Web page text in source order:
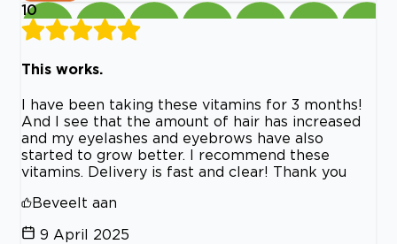
10
This works.
I have been taking these vitamins for 3 months!
And I see that the amount of hair has increased
and my eyelashes and eyebrows have also
started to grow better. I recommend these
vitamins. Delivery is fast and clear! Thank you
Beveelt aan
9 April 2025